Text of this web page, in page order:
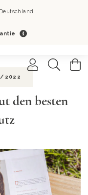
Search
2022
den besten